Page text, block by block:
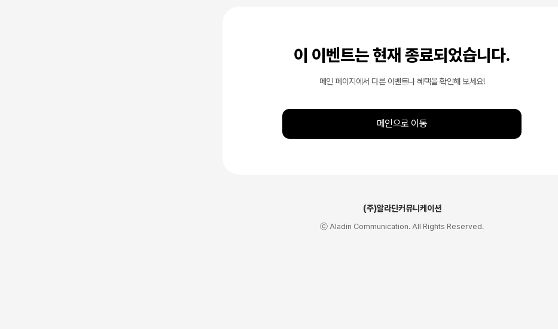
이 이벤트는 현재 종료되었습니다.
메인 페이지에서 다른 이벤트나 혜택을 확인해 보세요!
메인으로 이동
(주)알라딘커뮤니케이션
ⓒ Aladin Communication. All Rights Reserved.